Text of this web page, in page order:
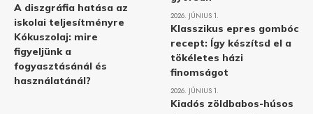
A diszgráfia hatása az
iskolai teljesítményre
Kókuszolaj: mire
figyeljünk a
fogyasztásánál és
használatánál?
2026. JÚNIUS 1.
Klasszikus epres gombóc
recept: Így készítsd el a
tökéletes házi
finomságot
2026. JÚNIUS 1.
Kiadós zöldbabos-húsos